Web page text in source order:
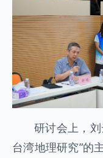
研讨会上，
台湾地理研究”的